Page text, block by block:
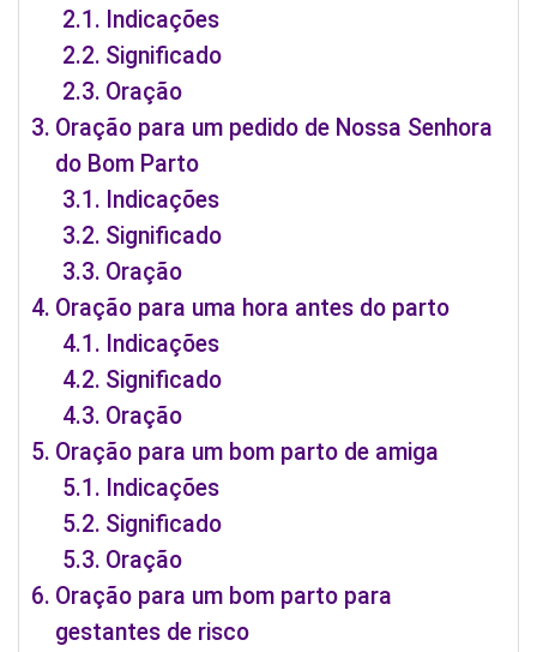
Indicações
Significado
Oração
Oração para um pedido de Nossa Senhora
do Bom Parto
Indicações
Significado
Oração
Oração para uma hora antes do parto
Indicações
Significado
Oração
Oração para um bom parto de amiga
Indicações
Significado
Oração
Oração para um bom parto para
gestantes de risco